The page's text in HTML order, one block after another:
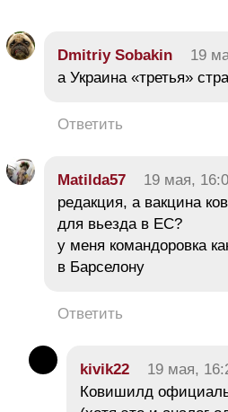
Dmitriy Sobakin 19
а Украина «третья»
Ответить
Matilda57 19 мая,
редакция, а вакцина
для вьезда в ЕС?
у меня командоровка
в Барселону
Ответить
kivik22 19 мая,
Ковишилд